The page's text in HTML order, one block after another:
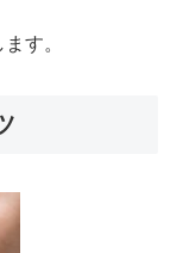
す。